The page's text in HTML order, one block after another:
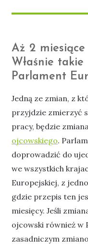
Aż 2 miesiące
Właśnie
Parlament
Jedną ze zmian, z
przyjdzie zmierzyć
pracy, będzie
ojcowskiego.
doprowadzić do
we wszystkich
Europejskiej, z
gdzie przepis ten
miesięcy. Jeśli
ojcowski również w
zasadniczym